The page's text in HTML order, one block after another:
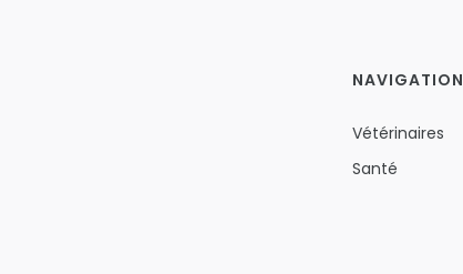
NAVIGATION
Vétérinaires
Santé